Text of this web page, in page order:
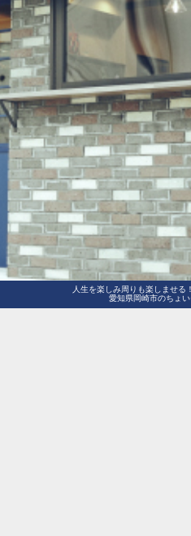
人生を楽しみ周りも楽しませる
愛知県岡崎市のちょ